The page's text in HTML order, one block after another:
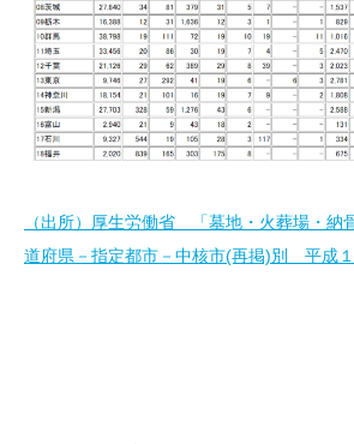
（出所）厚生労働省 「墓地・火葬場・納
道府県－指定都市－中核市(再掲)別 平成１